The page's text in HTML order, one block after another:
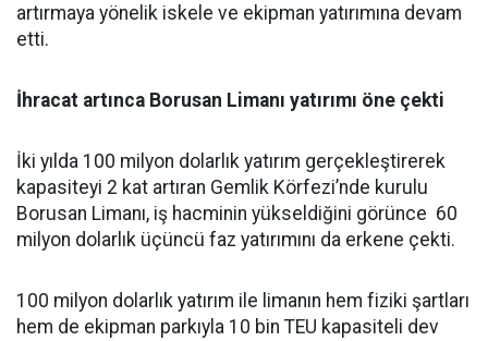
artırmaya yönelik iskele ve ekipman yatırımına devam
etti.
İhracat artınca Borusan Limanı yatırımı öne çekti
İki yılda 100 milyon dolarlık yatırım gerçekleştirerek
kapasiteyi 2 kat artıran Gemlik Körfezi’nde kurulu
Borusan Limanı, iş hacminin yükseldiğini görünce 60
milyon dolarlık üçüncü faz yatırımını da erkene çekti.
100 milyon dolarlık yatırım ile limanın hem fiziki şartları
hem de ekipman parkıyla 10 bin TEU kapasiteli dev